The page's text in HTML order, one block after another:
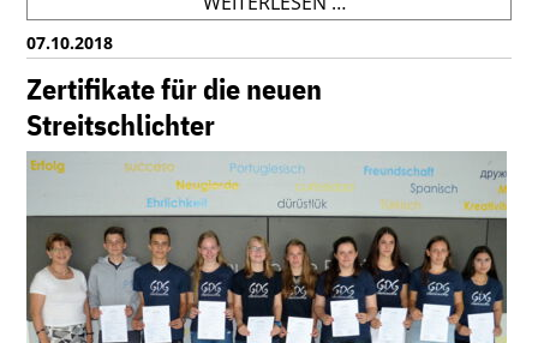
BEIM
INTERNATIONALEN
07.10.2018
Zertifikate für die neuen
Streitschlichter